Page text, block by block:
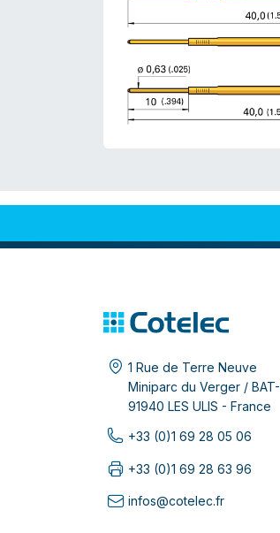
1 Rue de Terre Neuve
Miniparc du Verger /
91940 LES ULIS - France
+33 (0)1 69 28 05 06
+33 (0)1 69 28 63 96
infos@cotelec.fr